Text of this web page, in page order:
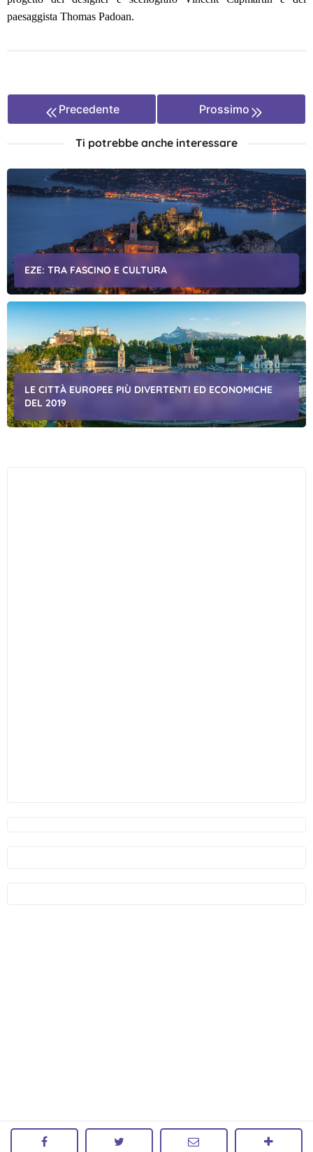
paesaggista Thomas Padoan.
Precedente Prossimo
Ti potrebbe anche interessare
EZE: TRA FASCINO E CULTURA
LE CITTÀ EUROPEE PIÙ DIVERTENTI ED ECONOMICHE
DEL 2019